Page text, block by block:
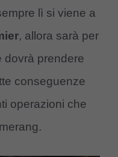
lì si viene a
, allora sarà per
dovrà prendere
conseguenze
operazioni che